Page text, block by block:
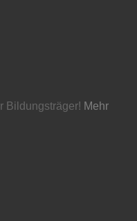
Bildungsträger! Mehr